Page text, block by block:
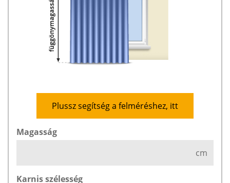
Plussz segítség a felméréshez, itt
Magasság
cm
Karnis szélesség